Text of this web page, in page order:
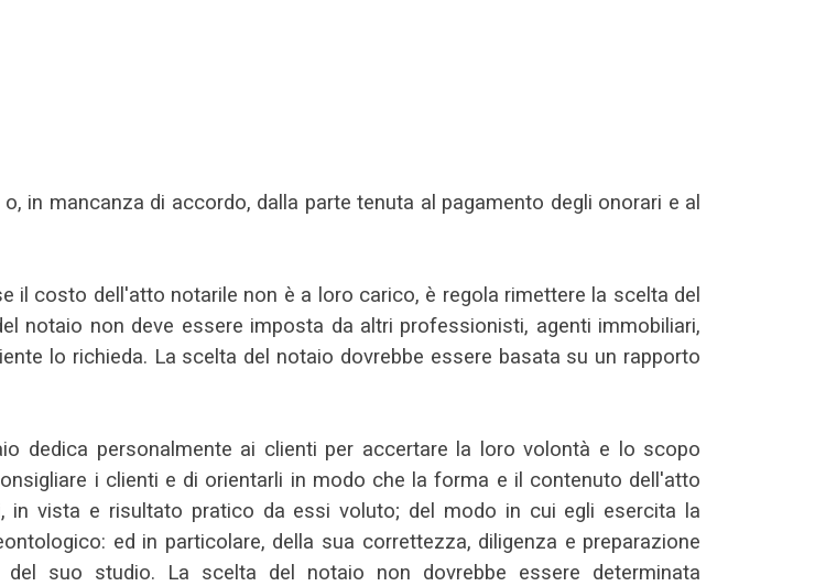
in mancanza di accordo, dalla parte tenuta al pagamento degli onorari e al
il costo dell'atto notarile non è a loro carico, è regola rimettere la scelta del
notaio non deve essere imposta da altri professionisti, agenti immobiliari,
lo richieda. La scelta del notaio dovrebbe essere basata su un rapporto
dedica personalmente ai clienti per accertare la loro volontà e lo scopo
i clienti e di orientarli in modo che la forma e il contenuto dell'atto
in vista e risultato pratico da essi voluto; del modo in cui egli esercita la
ed in particolare, della sua correttezza, diligenza e preparazione
del suo studio. La scelta del notaio non dovrebbe essere determinata